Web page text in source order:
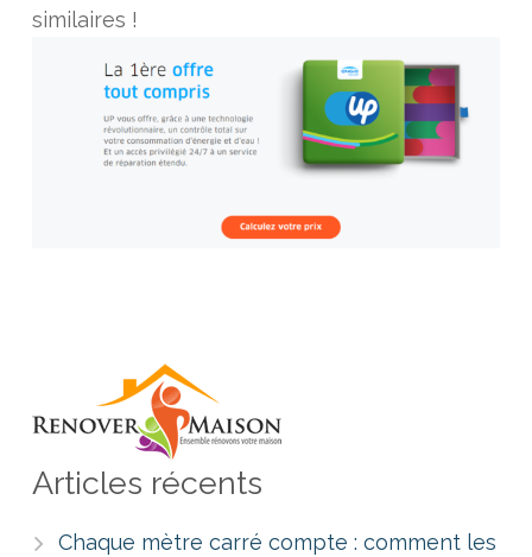
similaires !
Articles récents
Chaque mètre carré compte : comment les